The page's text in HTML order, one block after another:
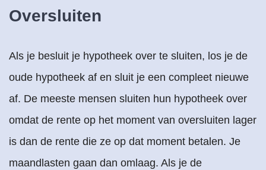
Oversluiten
Als je besluit je hypotheek over te sluiten, los je de
oude hypotheek af en sluit je een compleet nieuwe
af. De meeste mensen sluiten hun hypotheek over
omdat de rente op het moment van oversluiten lager
is dan de rente die ze op dat moment betalen. Je
maandlasten gaan dan omlaag. Als je de